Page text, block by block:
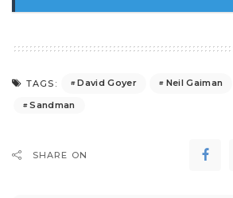
TAGS: David Goyer Neil Gaiman
Sandman
SHARE ON